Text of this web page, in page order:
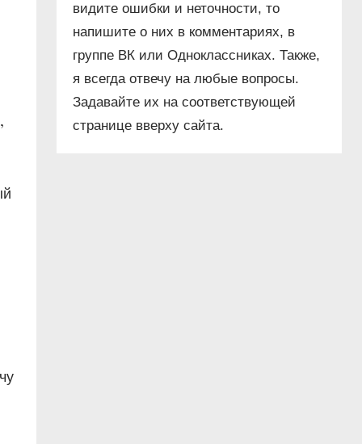
видите ошибки и неточности, то
напишите о них в комментариях, в
группе ВК или Одноклассниках. Также,
я всегда отвечу на любые вопросы.
Задавайте их на соответствующей
странице вверху сайта.